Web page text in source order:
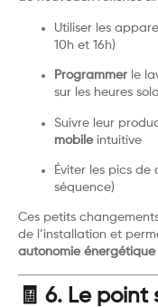
Utiliser les
10h et 16h)
Programmer le
sur les heures
Suivre leur
mobileintuitive
Éviter les pics de
séquence)
Ces petits
de l’installation et
autonomie énergétique
🧾 6. Le point